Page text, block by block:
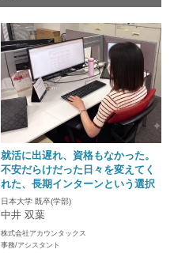
就活に出遅れ、資格もなかった。
不安だらけだった日々を変えてく
れた、長期インターンという選択
日本大学 既卒(学部)
中井 双葉
株式会社アカウンタックス
事務/アシスタント